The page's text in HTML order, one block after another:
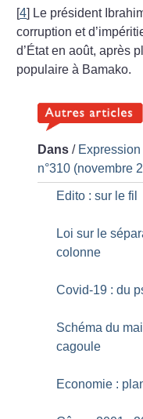
[4] Le président
corruption et
d’État en août, après
populaire à Bamako.
Dans / Expression
n°310 (novembre
Edito : sur le fil
Loi sur le
colonne
Covid-19 : du
Schéma du
cagoule
Economie :